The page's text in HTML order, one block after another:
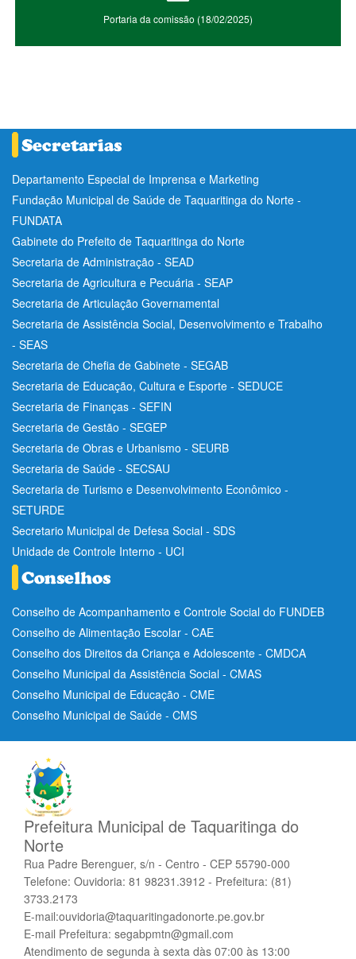
Portaria da comissão (18/02/2025)
Departamento Especial de Imprensa e Marketing
Fundação Municipal de Saúde de Taquaritinga do Norte -
FUNDATA
Gabinete do Prefeito de Taquaritinga do Norte
Secretaria de Administração - SEAD
Secretaria de Agricultura e Pecuária - SEAP
Secretaria de Articulação Governamental
Secretaria de Assistência Social, Desenvolvimento e Trabalho
- SEAS
Secretaria de Chefia de Gabinete - SEGAB
Secretaria de Educação, Cultura e Esporte - SEDUCE
Secretaria de Finanças - SEFIN
Secretaria de Gestão - SEGEP
Secretaria de Obras e Urbanismo - SEURB
Secretaria de Saúde - SECSAU
Secretaria de Turismo e Desenvolvimento Econômico -
SETURDE
Secretario Municipal de Defesa Social - SDS
Unidade de Controle Interno - UCI
Conselho de Acompanhamento e Controle Social do FUNDEB
Conselho de Alimentação Escolar - CAE
Conselho dos Direitos da Criança e Adolescente - CMDCA
Conselho Municipal da Assistência Social - CMAS
Conselho Municipal de Educação - CME
Conselho Municipal de Saúde - CMS
Prefeitura Municipal de Taquaritinga do
Norte
Rua Padre Berenguer, s/n - Centro - CEP 55790-000
Telefone: Ouvidoria: 81 98231.3912 - Prefeitura: (81)
3733.2173
E-mail:ouvidoria@taquaritingadonorte.pe.gov.br
E-mail Prefeitura: segabpmtn@gmail.com
Atendimento de segunda à sexta dàs 07:00 às 13:00